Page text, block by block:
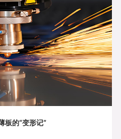
板的“变形记”